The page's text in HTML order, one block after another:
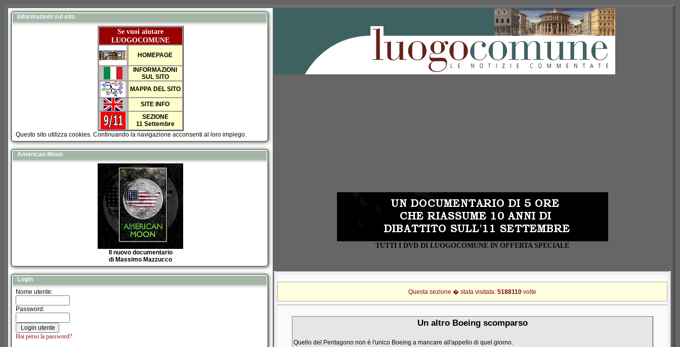
Informazioni sul sito
Se vuoi aiutare
LUOGOCOMUNE
HOMEPAGE
INFORMAZIONI
SUL SITO
MAPPA DEL SITO
SITE INFO
SEZIONE
11 Settembre
Questo sito utilizza cookies. Continuando la navigazione acconsenti al loro impiego.
American Moon
Il nuovo documentario
di Massimo Mazzucco
Login
Nome utente:
Password:
Hai perso la password?
TUTTI I DVD DI LUOGOCOMUNE IN OFFERTA SPECIALE
Questa sezione � stata visitata: 5188110 volte
Un altro Boeing scomparso
Quello del Pentagono non è l'unico Boeing a mancare all'appello di quel giorno.